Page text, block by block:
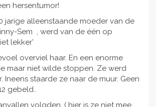
hersentumor!
jarige alleenstaande moeder van de
Sem , werd van de één op
lekker’
overviel haar. En een enorme
maar niet wilde stoppen. Ze werd
Ineens staarde ze naar de muur. Geen
gebeld..
volgden. ( hier is ze niet mee